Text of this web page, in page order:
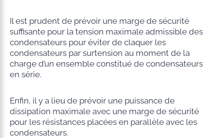
Il est prudent de prévoir une marge de sécurité
suffisante pour la tension maximale admissible des
condensateurs pour éviter de claquer les
condensateurs par surtension au moment de la
charge d’un ensemble constitué de condensateurs
en série.
Enfin, il y a lieu de prévoir une puissance de
dissipation maximale avec une marge de sécurité
pour les résistances placées en parallèle avec les
condensateurs.